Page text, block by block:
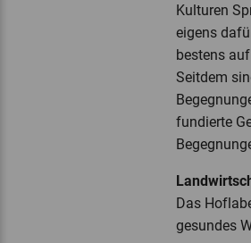
Kulturen
eigens
bestens
Seitdem
fundierte
Das
gesundes